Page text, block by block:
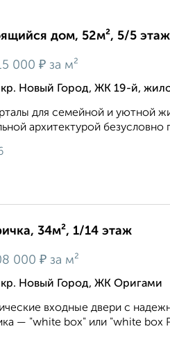
дом, 52м², 5/5 этаж
000 ₽ за м²
Новый Город, ЖК 19-й,
для семейной и уютной
архитектурой
34м², 1/14 этаж
000 ₽ за м²
Новый Город, ЖК Оригами
входные двери с
— "whitе bох" или "whitе bох